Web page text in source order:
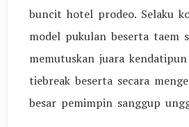
buncit hotel prodeo. Selaku
model pukulan beserta taem
memutuskan juara
tiebreak beserta secara
besar pemimpin sanggup